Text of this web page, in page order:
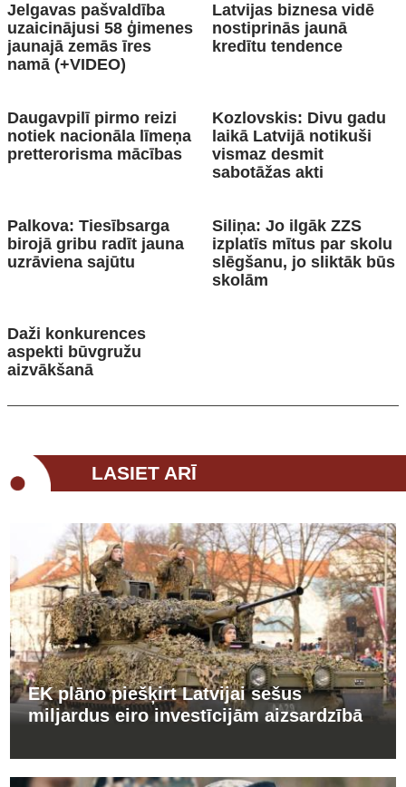
Jelgavas pašvaldība
uzaicinājusi 58 ģimenes
jaunajā zemās īres
namā (+VIDEO)
Latvijas biznesa vidē
nostiprinās jaunā
kredītu tendence
Daugavpilī pirmo reizi
notiek nacionāla līmeņa
pretterorisma mācības
Kozlovskis: Divu gadu
laikā Latvijā notikuši
vismaz desmit
sabotāžas akti
Palkova: Tiesībsarga
birojā gribu radīt jauna
uzrāviena sajūtu
Siliņa: Jo ilgāk ZZS
izplatīs mītus par skolu
slēgšanu, jo sliktāk būs
skolām
Daži konkurences
aspekti būvgružu
aizvākšanā
LASIET ARĪ
EK plāno piešķirt Latvijai sešus
miljardus eiro investīcijām aizsardzībā